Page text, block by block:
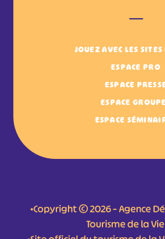
JOUEZ AVEC LES
ESPACE PRO
ESPACE
ESPACE
ESPACE
•Copyright © 2026 – Agence
Tourisme de la